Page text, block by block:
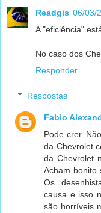
Readgis 06/03/
A "eficiência"
No caso dos
Responder
Respostas
Fabio
Pode crer.
da Chevrolet
da Chevrolet
Acham bonito
Os
causa e isso
são horríveis